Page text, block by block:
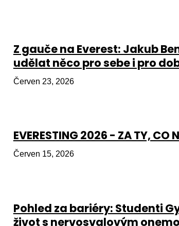
Z gauče na Everest: Jakub
udělat něco pro sebe i pro
Červen 23, 2026
EVERESTING 2026 - ZA TY, CO
Červen 15, 2026
Pohled za bariéry: Studenti
život s nervosvalovým